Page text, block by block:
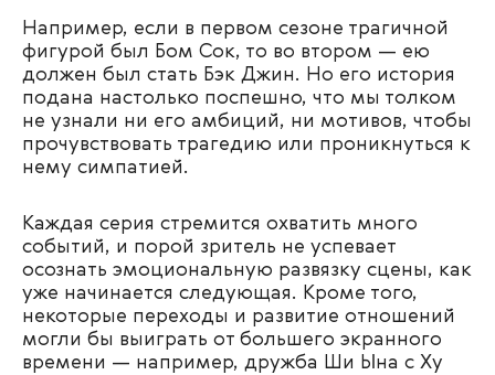
Например, если в первом сезоне трагичной
фигурой был Бом Сок, то во втором — ею
должен был стать Бэк Джин. Но его история
подана настолько поспешно, что мы толком
не узнали ни его амбиций, ни мотивов, чтобы
прочувствовать трагедию или проникнуться к
нему симпатией.
Каждая серия стремится охватить много
событий, и порой зритель не успевает
осознать эмоциональную развязку сцены, как
уже начинается следующая. Кроме того,
некоторые переходы и развитие отношений
могли бы выиграть от большего экранного
времени — например, дружба Ши Ына с Ху